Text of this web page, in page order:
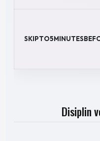
Disiplin